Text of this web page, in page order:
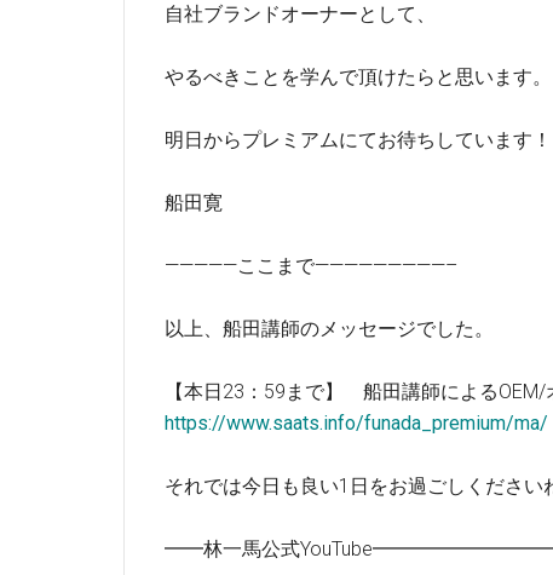
自社ブランドオーナーとして、
やるべきことを学んで頂けたらと思います。
明日からプレミアムにてお待ちしています！
船田寛
—————ここまで—————————–
以上、船田講師のメッセージでした。
【本日23：59まで】 船田講師による
https://www.saats.info/funada_premium/ma/
それでは今日も良い1日をお過ごしください
━━林一馬公式